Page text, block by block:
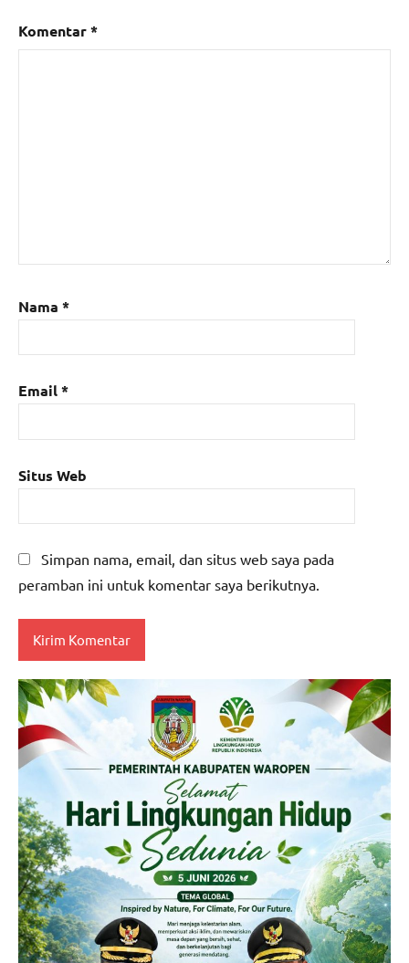
Komentar*
Nama *
Email*
Situs Web
Simpan nama, email, dan situs web saya pada
peramban ini untuk komentar saya berikutnya.